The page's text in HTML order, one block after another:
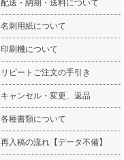
配送・納期・送料について
名刺 用紙について
印刷機について
リピートご注文の手引き
キャンセル・変更、返品
各種書類について
再入稿の流れ【データ不備】